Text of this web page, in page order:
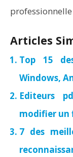
Articles
Top 15
Windows,
Editeurs
modifier un
7 des